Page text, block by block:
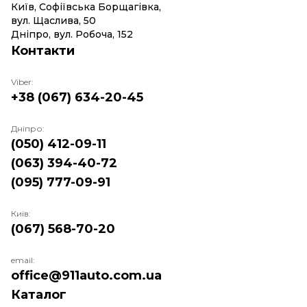
Київ, Софіївська Борщагівка,
вул. Щаслива, 50
Дніпро, вул. Робоча, 152
Каталог
Контакти
Viber:
+38 (067) 634-20-45
Дніпро:
(050) 412-09-11
(063) 394-40-72
(095) 777-09-91
Київ:
(067) 568-70-20
email:
office@911auto.com.ua